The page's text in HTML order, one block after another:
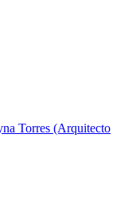
Torres (Arquitecto